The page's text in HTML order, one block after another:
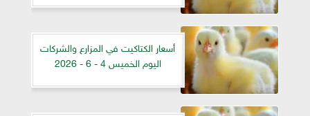
أسعار الكتاكيت في المزارع والشركات
اليوم الخميس 4 - 6 - 2026